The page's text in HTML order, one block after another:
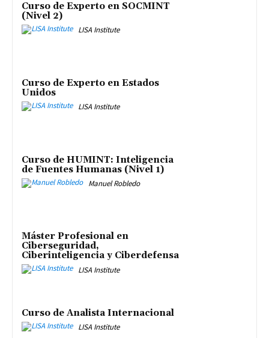
Curso de Experto en SOCMINT
(Nivel 2)
LISA Institute
Curso de Experto en Estados
Unidos
LISA Institute
Curso de HUMINT: Inteligencia
de Fuentes Humanas (Nivel 1)
Manuel Robledo
Máster Profesional en
Ciberseguridad,
Ciberinteligencia y Ciberdefensa
LISA Institute
Curso de Analista Internacional
LISA Institute